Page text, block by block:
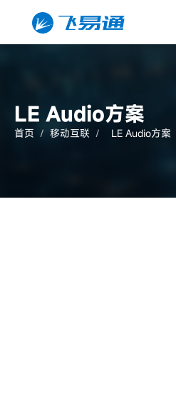
LE Audio方案
首页 / 移动互联 / LE Audio方案